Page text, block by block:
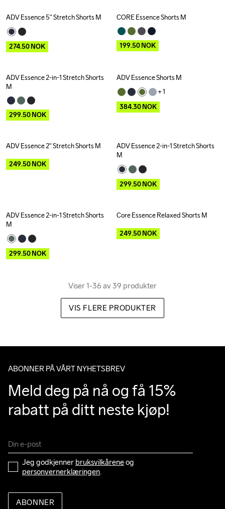
Outlet
ADV Essence 5" Stretch Shorts M
274.50NOK
Outlet
CORE Essence Shorts M
199.50NOK
Outlet
ADV Essence 2-in-1 Stretch Shorts
M
299.50NOK
Outlet
ADV Essence Shorts M
+ 1
384.30NOK
Outlet
ADV Essence 2" Stretch Shorts M
249.50NOK
Outlet
ADV Essence 2-in-1 Stretch Shorts
M
299.50NOK
Outlet
ADV Essence 2-in-1 Stretch Shorts
M
299.50NOK
Outlet
Core Essence Relaxed Shorts M
249.50NOK
Viser 1-36 av 39 produkter
VIS FLERE PRODUKTER
ABONNER PÅ VÅRT NYHETSBREV
Meld deg på nå og få 15%
rabatt på ditt neste kjøp!
Jeg godkjenner bruksvilkårene
personvernerklæringen.
ABONNER